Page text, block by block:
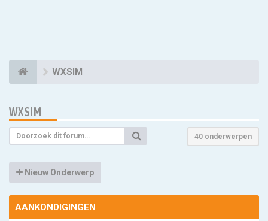
WXSIM
WXSIM
40 onderwerpen
Nieuw Onderwerp
AANKONDIGINGEN